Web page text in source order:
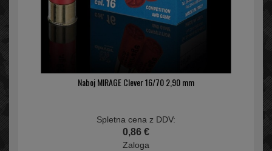
Naboj MIRAGE Clever 16/70 2,90 mm
Spletna cena z DDV:
0,86 €
Zaloga